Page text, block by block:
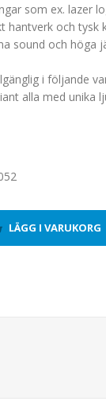
som ex. lazer
hantverk och tysk
sound och höga
i följande
alla med unika